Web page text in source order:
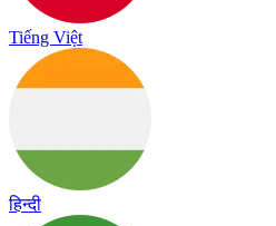
Tiếng Việt
हिन्दी